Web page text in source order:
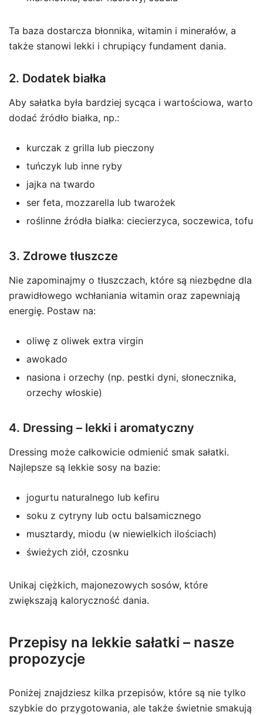
Ta baza dostarcza błonnika, witamin i minerałów, a
także stanowi lekki i chrupiący fundament dania.
2. Dodatek białka
Aby sałatka była bardziej sycąca i wartościowa, warto
dodać źródło białka, np.:
kurczak z grilla lub pieczony
tuńczyk lub inne ryby
jajka na twardo
ser feta, mozzarella lub twarożek
roślinne źródła białka: ciecierzyca, soczewica, tofu
3. Zdrowe tłuszcze
Nie zapominajmy o tłuszczach, które są niezbędne dla
prawidłowego wchłaniania witamin oraz zapewniają
energię. Postaw na:
oliwę z oliwek extra virgin
awokado
nasiona i orzechy (np. pestki dyni, słonecznika,
orzechy włoskie)
4. Dressing – lekki i aromatyczny
Dressing może całkowicie odmienić smak sałatki.
Najlepsze są lekkie sosy na bazie:
jogurtu naturalnego lub kefiru
soku z cytryny lub octu balsamicznego
musztardy, miodu (w niewielkich ilościach)
świeżych ziół, czosnku
Unikaj ciężkich, majonezowych sosów, które
zwiększają kaloryczność dania.
Przepisy na lekkie sałatki – nasze
propozycje
Poniżej znajdziesz kilka przepisów, które są nie tylko
szybkie do przygotowania, ale także świetnie smakują